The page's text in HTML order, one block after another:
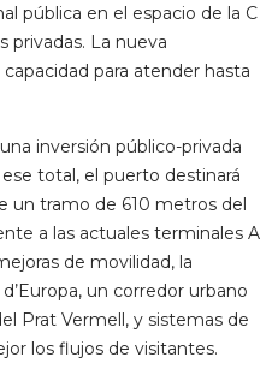
pública en el espacio de la C
La nueva
para atender hasta
inversión público-privada
total, el puerto destinará
un tramo de 610 metros del
a las actuales terminales A
de movilidad, la
un corredor urbano
Prat Vermell, y sistemas de
los flujos de visitantes.